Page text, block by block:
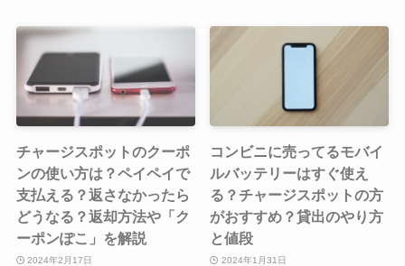
チャージスポットのクーポ
ンの使い方は？ペイペイで
支払える？返さなかったら
どうなる？返却方法や「ク
ーポンぽこ」を解説
2024年2月17日
コンビニに売ってるモバイ
ルバッテリーはすぐ使え
る？チャージスポットの方
がおすすめ？貸出のやり方
と値段
2024年1月31日